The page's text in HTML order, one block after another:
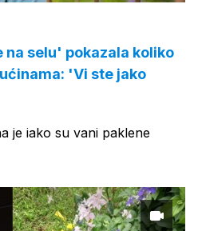
na selu' pokazala koliko
'Vi ste jako
je iako su vani paklene